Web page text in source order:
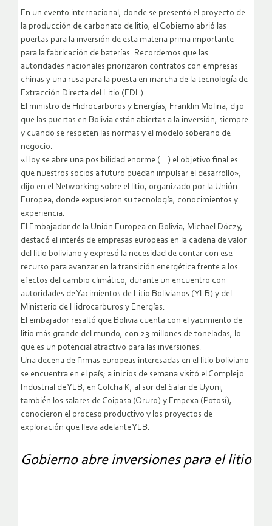
En un evento internacional, donde se presentó el proyecto de
la producción de carbonato de litio, el Gobierno abrió las
puertas para la inversión de esta materia prima importante
para la fabricación de baterías. Recordemos que las
autoridades nacionales priorizaron contratos con empresas
chinas y una rusa para la puesta en marcha de la tecnología de
Extracción Directa del Litio (EDL).
El ministro de Hidrocarburos y Energías, Franklin Molina, dijo
que las puertas en Bolivia están abiertas a la inversión, siempre
y cuando se respeten las normas y el modelo soberano de
negocio.
«Hoy se abre una posibilidad enorme (…) el objetivo final es
que nuestros socios a futuro puedan impulsar el desarrollo»,
dijo en el Networking sobre el litio, organizado por la Unión
Europea, donde expusieron su tecnología, conocimientos y
experiencia.
El Embajador de la Unión Europea en Bolivia, Michael Dóczy,
destacó el interés de empresas europeas en la cadena de valor
del litio boliviano y expresó la necesidad de contar con ese
recurso para avanzar en la transición energética frente a los
efectos del cambio climático, durante un encuentro con
autoridades de Yacimientos de Litio Bolivianos (YLB) y del
Ministerio de Hidrocarburos y Energías.
El embajador resaltó que Bolivia cuenta con el yacimiento de
litio más grande del mundo, con 23 millones de toneladas, lo
que es un potencial atractivo para las inversiones.
Una decena de firmas europeas interesadas en el litio boliviano
se encuentra en el país; a inicios de semana visitó el Complejo
Industrial de YLB, en Colcha K, al sur del Salar de Uyuni,
también los salares de Coipasa (Oruro) y Empexa (Potosí),
conocieron el proceso productivo y los proyectos de
exploración que lleva adelante YLB.
Gobierno abre inversiones para el litio